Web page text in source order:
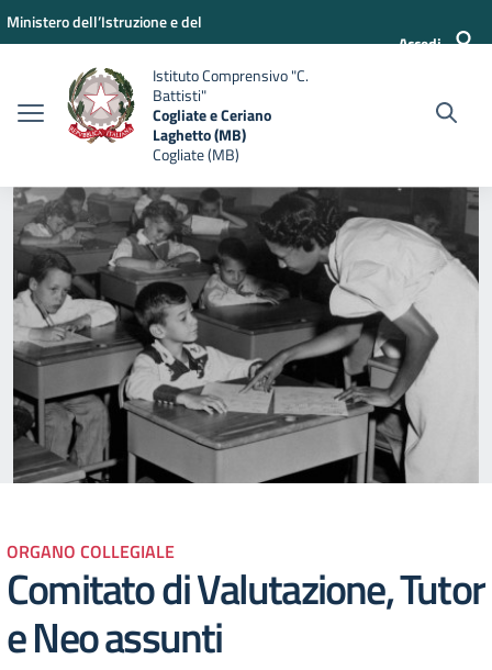
Vai ai contenuti
Vai al menu di navigazione
Vai al footer
Ministero dell’Istruzione e del
Accedi
Istituto Comprensivo "C.
Battisti"
Cogliate e Ceriano
Laghetto (MB)
Cogliate (MB)
ORGANO COLLEGIALE
Comitato di Valutazione, Tutor
e Neo assunti